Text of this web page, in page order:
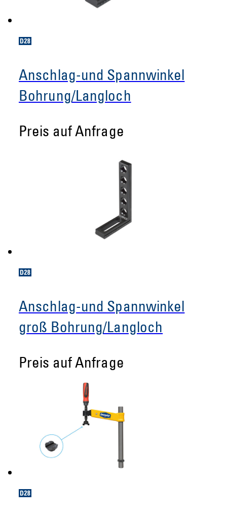
Anschlag-und Spannwinkel
Bohrung/Langloch
Preis auf Anfrage
Anschlag-und Spannwinkel
groß Bohrung/Langloch
Preis auf Anfrage